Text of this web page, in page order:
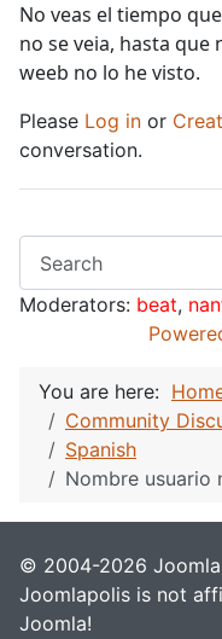
No veas el tiempo
no se veia, hasta que
weeb no lo he visto.
Please Log in or
conversation.
Moderators: beat,
You are here:
Community
Spanish
Nombre usuario
© 2004-2026
Joomlapolis is not
Joomla!